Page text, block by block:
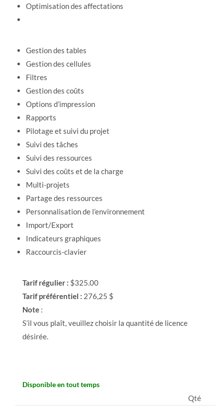
Optimisation des affectations
Gestion des tables
Gestion des cellules
Filtres
Gestion des coûts
Options d’impression
Rapports
Pilotage et suivi du projet
Suivi des tâches
Suivi des ressources
Suivi des coûts et de la charge
Multi-projets
Partage des ressources
Personnalisation de l’environnement
Import/Export
Indicateurs graphiques
Raccourcis-clavier
Tarif régulier : $325.00
Tarif préférentiel : 276,25 $
Note :
S’il vous plaît, veuillez choisir la quantité de licence
désirée.
Disponible en tout temps
Qté